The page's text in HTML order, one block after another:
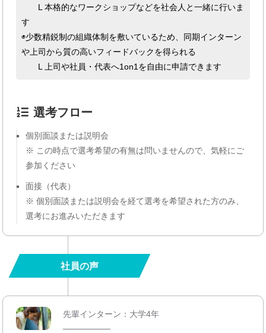
L 本格的なワークショップなどを社会人と一緒に行いま
す
◉少数精鋭制の組織体制を敷いているため、同期インターン
や上司から質の高いフィードバックを得られる
L 上司や社員・代表へ1on1を自由に申請できます
選考フロー
個別面談または説明会
※ この時点で選考希望の有無は問いませんので、気軽にご
参加ください
面接（代表）
※ 個別面談または説明会を経て選考を希望された方のみ、
選考にお進みいただきます
社員の声
先輩インターン：大学4年
────────